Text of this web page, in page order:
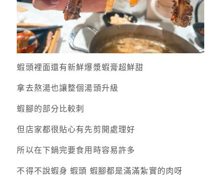
蝦頭裡面還有新鮮爆漿蝦膏超鮮甜
拿去熬湯也讓整個湯頭升級
蝦腳的部分比較刺
但店家都很貼心有先剪開處理好
所以在下鍋完要食用時容易許多
不得不說蝦身 蝦頭 蝦腳都是滿滿紮實的肉呀